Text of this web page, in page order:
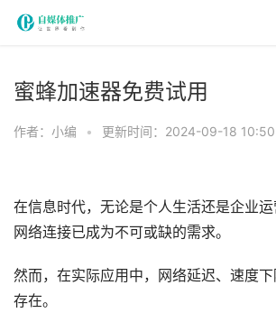
蜜蜂加速器免费试用
作者：小编 • 更新时间：2024-09-18 10:50
在信息时代，无论是个人生活还是企业
网络连接已成为不可或缺的需求。
然而，在实际应用中，网络延迟、速度
存在。